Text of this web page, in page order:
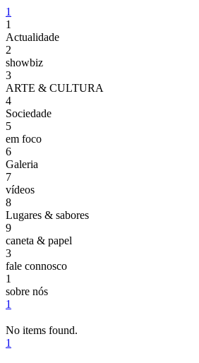
1
1
Actualidade
2
showbiz
3
ARTE & CULTURA
4
Sociedade
5
em foco
6
Galeria
7
vídeos
8
Lugares & sabores
9
caneta & papel
3
fale connosco
1
sobre nós
1
No items found.
1